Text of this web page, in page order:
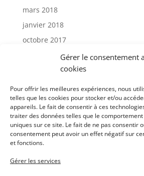
Gérer le consentement
cookies
Pour offrir les meilleures expériences, nous
telles que les cookies pour stocker et/ou
appareils. Le fait de consentir à ces
traiter des données telles que le
uniques sur ce site. Le fait de ne pas consentir
consentement peut avoir un effet négatif sur
et fonctions.
Gérer les services
mars 2018
janvier 2018
octobre 2017
janvier 2017
Catégories
Actu
Uncategorized
Méta